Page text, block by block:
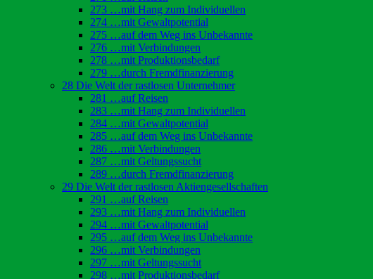
273 …mit Hang zum Individuellen
274 …mit Gewaltpotential
275 …auf dem Weg ins Unbekannte
276 …mit Verbindungen
278 …mit Produktionsbedarf
279 …durch Fremdfinanzierung
28 Die Welt der rastlosen Unternehmer
281 …auf Reisen
283 …mit Hang zum Individuellen
284 …mit Gewaltpotential
285 …auf dem Weg ins Unbekannte
286 …mit Verbindungen
287 …mit Geltungssucht
289 …durch Fremdfinanzierung
29 Die Welt der rastlosen Aktiengesellschaften
291 …auf Reisen
293 …mit Hang zum Individuellen
294 …mit Gewaltpotential
295 …auf dem Weg ins Unbekannte
296 …mit Verbindungen
297 …mit Geltungssucht
298 …mit Produktionsbedarf